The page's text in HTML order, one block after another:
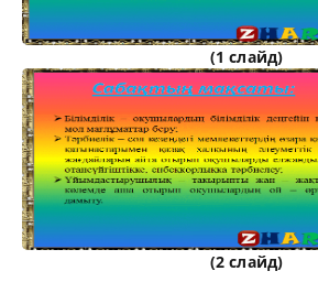
(1 слайд)
(2 слайд)